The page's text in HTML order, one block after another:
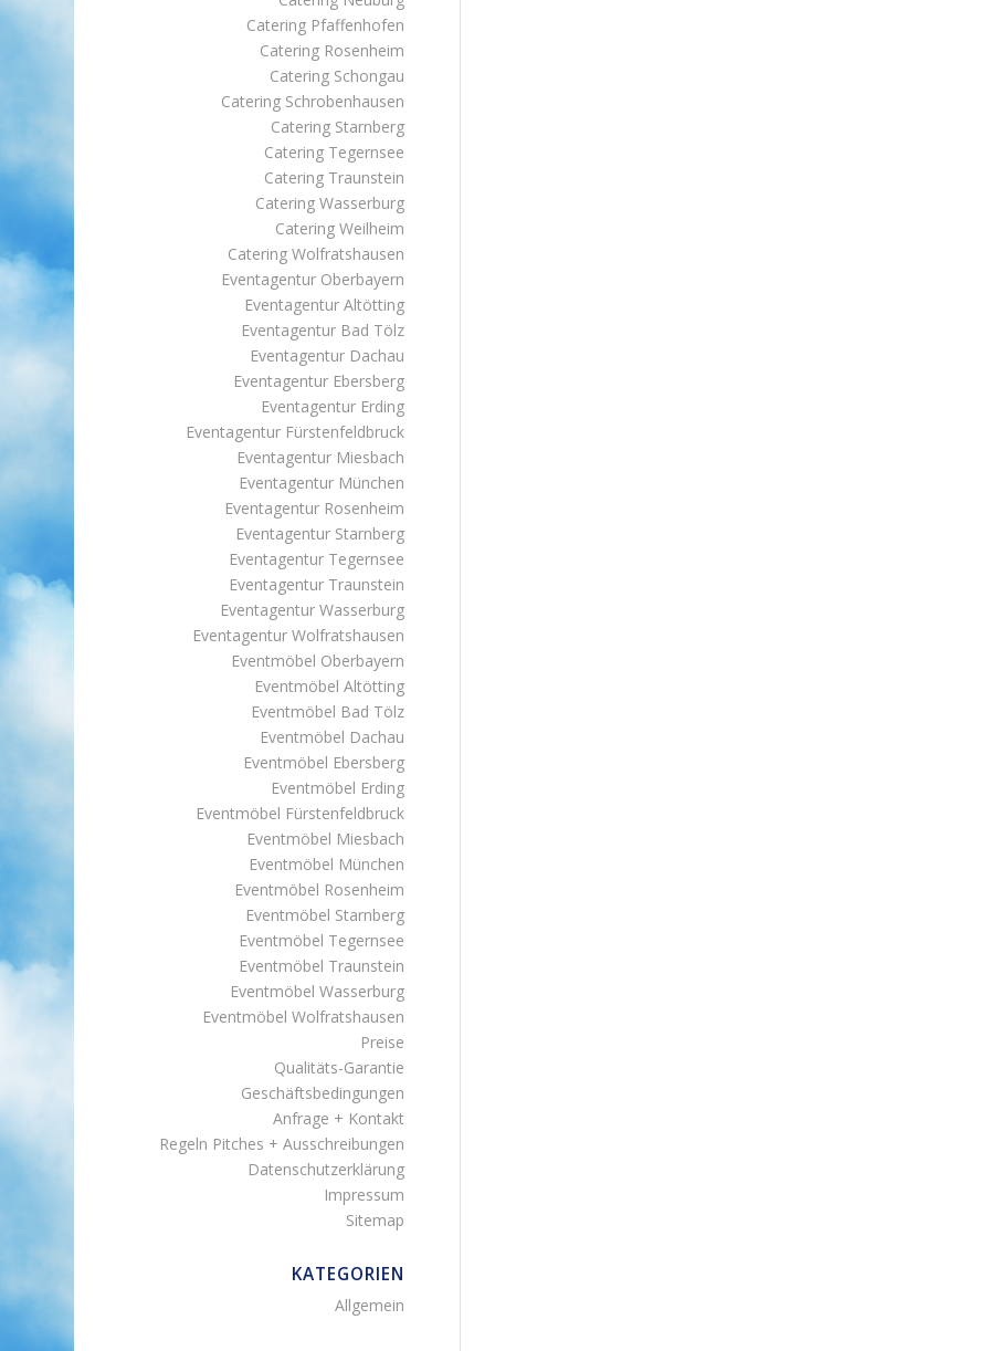
Catering Pfaffenhofen
Catering Rosenheim
Catering Schongau
Catering Schrobenhausen
Catering Starnberg
Catering Tegernsee
Catering Traunstein
Catering Wasserburg
Catering Weilheim
Catering Wolfratshausen
Eventagentur Oberbayern
Eventagentur Altötting
Eventagentur Bad Tölz
Eventagentur Dachau
Eventagentur Ebersberg
Eventagentur Erding
Eventagentur Fürstenfeldbruck
Eventagentur Miesbach
Eventagentur München
Eventagentur Rosenheim
Eventagentur Starnberg
Eventagentur Tegernsee
Eventagentur Traunstein
Eventagentur Wasserburg
Eventagentur Wolfratshausen
Eventmöbel Oberbayern
Eventmöbel Altötting
Eventmöbel Bad Tölz
Eventmöbel Dachau
Eventmöbel Ebersberg
Eventmöbel Erding
Eventmöbel Fürstenfeldbruck
Eventmöbel Miesbach
Eventmöbel München
Eventmöbel Rosenheim
Eventmöbel Starnberg
Eventmöbel Tegernsee
Eventmöbel Traunstein
Eventmöbel Wasserburg
Eventmöbel Wolfratshausen
Preise
Qualitäts-Garantie
Geschäftsbedingungen
Anfrage + Kontakt
Regeln Pitches + Ausschreibungen
Datenschutzerklärung
Impressum
Sitemap
KATEGORIEN
Allgemein